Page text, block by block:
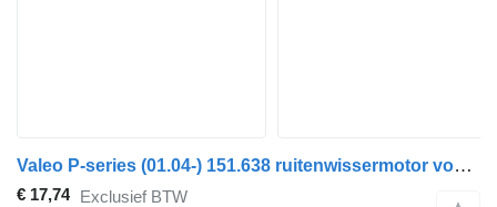
Valeo P-series (01.04-) 151.638 ruitenwissermotor voor Scania P,G,R,T-series (2004-2017) trekker
€ 17,74 Exclusief BTW